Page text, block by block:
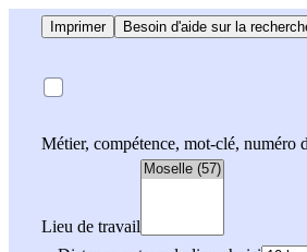
Imprimer Besoin d'aide sur la
Métier, compétence, mot-clé, numéro
Lieu de travail